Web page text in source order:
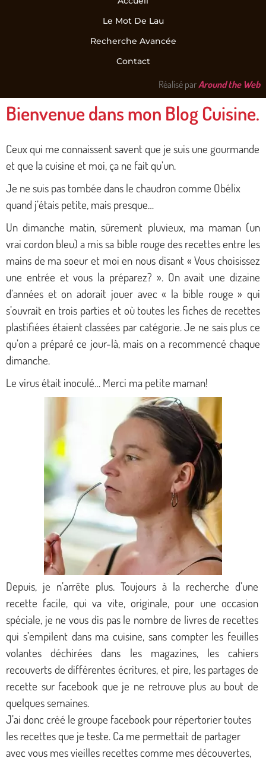
Le Mot De Lau
Recherche Avancée
Contact
Réalisé parAround the Web
Bienvenue dans mon Blog Cuisine.
Ceux qui me connaissent savent que je suis une gourmande
et que la cuisine et moi, ça ne fait qu’un.
Je ne suis pas tombée dans le chaudron comme Obélix
quand j’étais petite, mais presque…
Un dimanche matin, sûrement pluvieux, ma maman (un
vrai cordon bleu) a mis sa bible rouge des recettes entre les
mains de ma soeur et moi en nous disant « Vous choisissez
une entrée et vous la préparez? ».On avait une dizaine
d’années et on adorait jouer avec « la bible rouge » qui
s’ouvrait en trois parties et où toutes les fiches de recettes
plastifiées étaient classées par catégorie. Je ne sais plus ce
qu’on a préparé ce jour-là, mais on a recommencé chaque
dimanche.
Le virus était inoculé… Merci ma petite maman!
Depuis, je n’arrête plus. Toujours à la recherche d’une
recette facile, qui va vite, originale, pour une occasion
spéciale, je ne vous dis pas le nombre de livres de recettes
qui s’empilent dans ma cuisine, sans compter les feuilles
volantes déchirées dans les magazines, les cahiers
recouverts de différentes écritures, et pire, les partages de
recette sur facebook que je ne retrouve plus au bout de
quelques semaines.
J’ai donc créé le groupe facebook pour répertorier toutes
les recettes que je teste. Ca me permettait de partager
avec vous mes vieilles recettes comme mes découvertes,